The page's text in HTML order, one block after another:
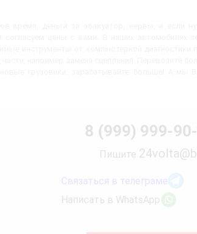
8 (999) 999-
Пишите
Связаться в телеграме
Написать в WhatsApp